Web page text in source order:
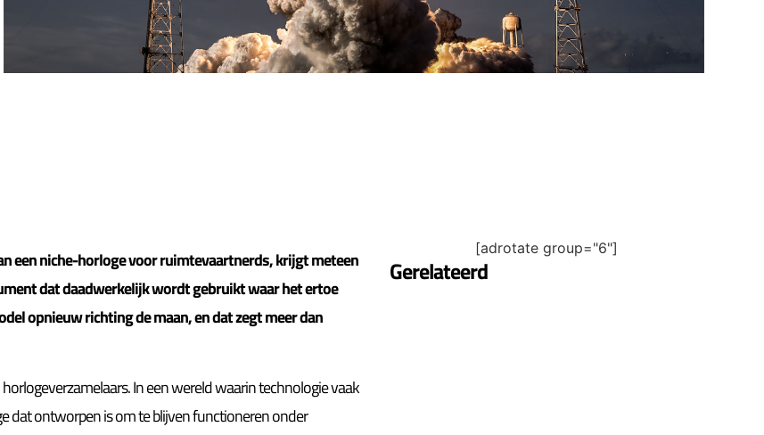
een niche-horloge voor ruimtevaartnerds, krijgt meteen
dat daadwerkelijk wordt gebruikt waar het ertoe
opnieuw richting de maan, en dat zegt meer dan
In een wereld waarin technologie vaak
dat ontworpen is om te blijven functioneren onder
[adrotate group="6"]
Gerelateerd